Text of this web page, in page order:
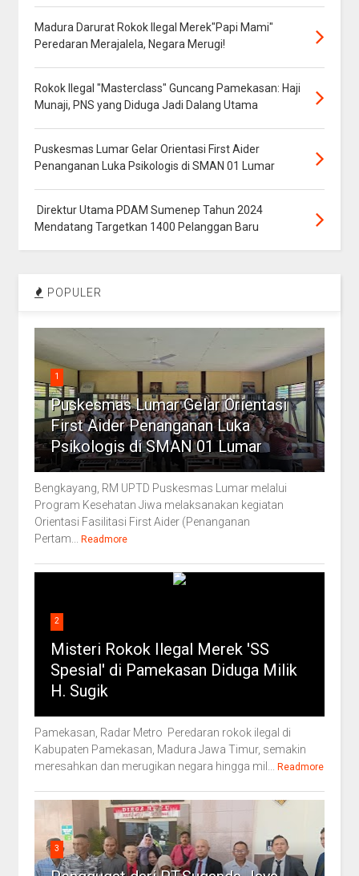
Madura Darurat Rokok Ilegal Merek"Papi Mami"
Peredaran Merajalela, Negara Merugi!
Rokok Ilegal "Masterclass" Guncang Pamekasan: Haji
Munaji, PNS yang Diduga Jadi Dalang Utama
Puskesmas Lumar Gelar Orientasi First Aider
Penanganan Luka Psikologis di SMAN 01 Lumar
Direktur Utama PDAM Sumenep Tahun 2024
Mendatang Targetkan 1400 Pelanggan Baru
POPULER
1
Puskesmas Lumar Gelar Orientasi
First Aider Penanganan Luka
Psikologis di SMAN 01 Lumar
Bengkayang, RM UPTD Puskesmas Lumar melalui
Program Kesehatan Jiwa melaksanakan kegiatan
Orientasi Fasilitasi First Aider (Penanganan
Pertam...
Readmore
2
Misteri Rokok Ilegal Merek 'SS
Spesial' di Pamekasan Diduga Milik
H. Sugik
Pamekasan, Radar Metro Peredaran rokok ilegal di
Kabupaten Pamekasan, Madura Jawa Timur, semakin
meresahkan dan merugikan negara hingga mil...
Readmore
3